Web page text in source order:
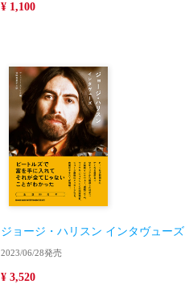
¥ 1,100
ジョージ・ハリスン インタヴューズ
2023/06/28発売
¥ 3,520